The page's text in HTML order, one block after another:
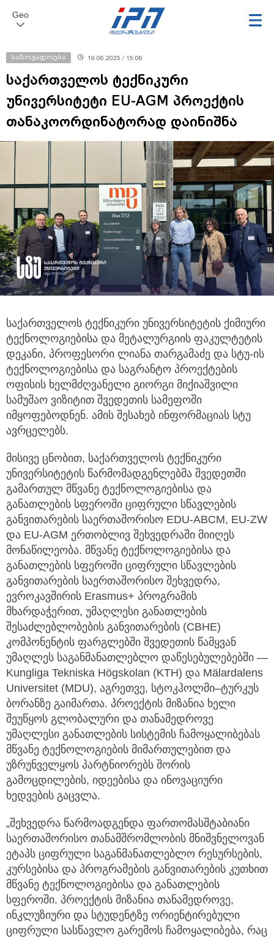
Geo
საზოგადოება 19.06.2025 / 15:06
საქართველოს ტექნიკური
უნივერსიტეტი EU-AGM პროექტის
თანაკოორდინატორად დაინიშნა
საქართველოს ტექნიკური უნივერსიტეტის ქიმიური
ტექნოლოგიებისა და მეტალურგიის ფაკულტეტის
დეკანი, პროფესორი ლიანა თარგამაძე და სტუ-ის
ტექნოლოგიებისა და საგრანტო პროექტების
ოფისის ხელმძღვანელი გიორგი მიქიაშვილი
სამუშაო ვიზიტით შვედეთის სამეფოში
იმყოფებოდნენ. ამის შესახებ ინფორმაციას სტუ
ავრცელებს.
მისივე ცნობით, საქართველოს ტექნიკური
უნივერსიტეტის წარმომადგენლებმა შვედეთში
გამართულ მწვანე ტექნოლოგიებისა და
განათლების სფეროში ციფრული სწავლების
განვითარების საერთაშორისო EDU-ABCM, EU-ZW
და EU-AGM ერთობლივ შეხვედრაში მიიღეს
მონაწილეობა. მწვანე ტექნოლოგიებისა და
განათლების სფეროში ციფრული სწავლების
განვითარების საერთაშორისო შეხვედრა,
ევროკავშირის Erasmus+ პროგრამის
მხარდაჭერით, უმაღლესი განათლების
შესაძლებლობების განვითარების (CBHE)
კომპონენტის ფარგლებში შვედეთის წამყვან
უმაღლეს საგანმანათლებლო დაწესებულებებში —
Kungliga Tekniska Högskolan (KTH) და Mälardalens
Universitet (MDU), აგრეთვე, სტოკჰოლმი–ტურკუს
ბორანზე გაიმართა. პროექტის მიზანია ხელი
შეუწყოს გლობალური და თანამედროვე
უმაღლესი განათლების სისტემის ჩამოყალიბებას
მწვანე ტექნოლოგიების მიმართულებით და
უზრუნველყოს პარტნიორებს შორის
გამოცდილების, იდეებისა და ინოვაციური
ხედვების გაცვლა.
„შეხვედრა წარმოადგენდა ფართომასშტაბიანი
საერთაშორისო თანამშრომლობის მნიშვნელოვან
ეტაპს ციფრული საგანმანათლებლო რესურსების,
კურსებისა და პროგრამების განვითარების კუთხით
მწვანე ტექნოლოგიებისა და განათლების
სფეროში. პროექტის მიზანია თანამედროვე,
ინკლუზიური და სტუდენტზე ორიენტირებული
ციფრული სასწავლო გარემოს ჩამოყალიბება, რაც